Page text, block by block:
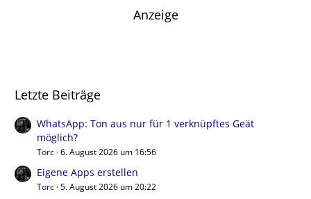
Anzeige
Letzte Beiträge
WhatsApp: Ton aus nur für 1 verknüpftes Geät
möglich?
Torc 6. August 2026 um 16:56
Eigene Apps erstellen
Torc 5. August 2026 um 20:22